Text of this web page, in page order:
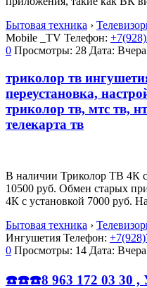
Бытовая техника ›
Mobile _TV Телефон:
0 Просмотры: 28 Дата:
триколор тв
переустановка,
триколор тв, мтс тв,
телекарта тв
В наличии Триколор ТВ 4К с
10500 руб. Обмен старых
4К с установкой 7000 руб.
Бытовая техника ›
Ингушетия Телефон:
0 Просмотры: 14 Дата:
☎️☎️☎️8 963 172 03 30 ,